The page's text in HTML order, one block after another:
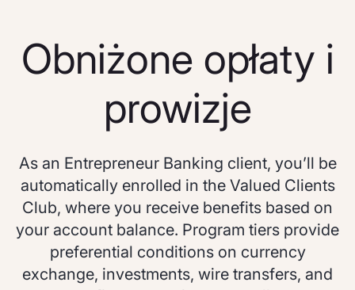
Obniżone opłaty i
prowizje
As an Entrepreneur Banking client, you’ll be
automatically enrolled in the Valued Clients
Club, where you receive benefits based on
your account balance. Program tiers provide
preferential conditions on currency
exchange, investments, wire transfers, and